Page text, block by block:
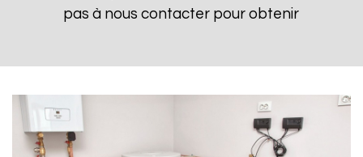
pas à nous contacter pour obtenir